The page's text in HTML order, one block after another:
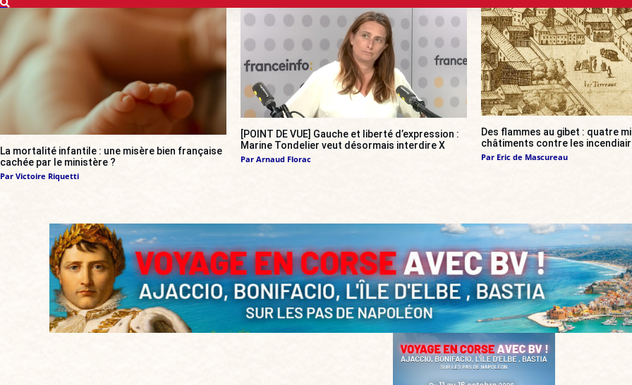
La mortalité infantile : une misère bien française
cachée par le ministère ?
Par Victoire Riquetti
[POINT DE VUE] Gauche et liberté d’expression :
Marine Tondelier veut désormais interdire X
Par Arnaud Florac
Des flammes au gibet : quatre
châtiments contre les
Par Eric de Mascureau